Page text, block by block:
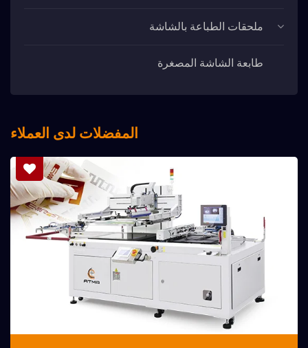
ملحقات الطباعة بالشاشة
طابعة الشاشة المصغرة
المفضلات لدى العملاء